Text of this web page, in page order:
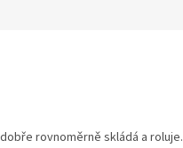
rovnoměrně skládá a roluje.